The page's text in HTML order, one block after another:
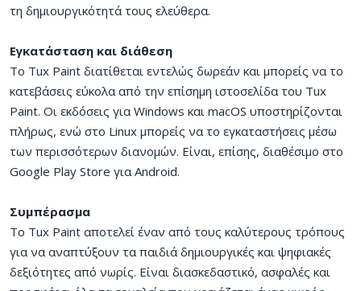
τη δημιουργικότητά τους ελεύθερα.
Εγκατάσταση και διάθεση
Το Tux Paint διατίθεται εντελώς δωρεάν και μπορείς να το
κατεβάσεις εύκολα από την επίσημη ιστοσελίδα του Tux
Paint. Οι εκδόσεις για Windows και macOS υποστηρίζονται
πλήρως, ενώ στο Linux μπορείς να το εγκαταστήσεις μέσω
των περισσότερων διανομών. Είναι, επίσης, διαθέσιμο στο
Google Play Store για Android.
Συμπέρασμα
Το Tux Paint αποτελεί έναν από τους καλύτερους τρόπους
για να αναπτύξουν τα παιδιά δημιουργικές και ψηφιακές
δεξιότητες από νωρίς. Είναι διασκεδαστικό, ασφαλές και